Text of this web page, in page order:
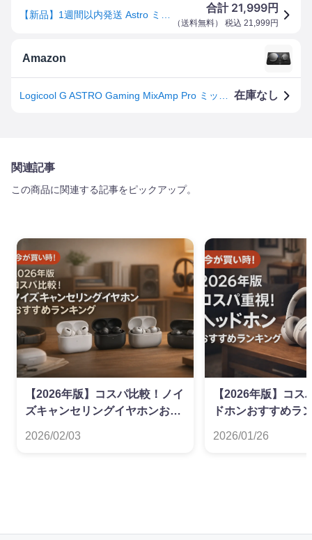
合計 21,999円
（送料無料） 税込 21,999 円
Amazon
在庫なし
関連記事
この商品に関連する記事をピックアップ。
【2026年版】コスパ比較！ノイ
ズキャンセリングイヤホンおす
2026/02/03
【2026年版】コス
ドホンおすすめラ
2026/01/26